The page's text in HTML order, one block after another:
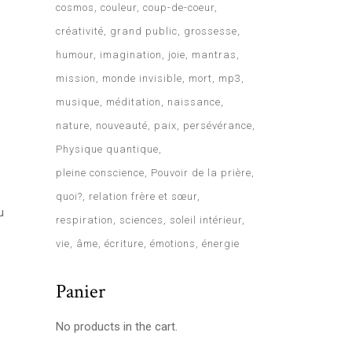
cosmos
couleur coup-de-coeur
créativité
grand public
grossesse
humour imagination joie
mantras
mission
monde invisible mort
mp3
musique
méditation
naissance
nature
nouveauté paix
persévérance
Physique quantique
pleine conscience
Pouvoir de la prière
quoi?
relation frère et sœur
respiration
sciences
soleil intérieur
vie
âme écriture émotions énergie
Panier
No products in the cart.